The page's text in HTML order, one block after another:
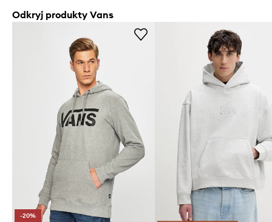
Odkryj produkty Vans
-20%